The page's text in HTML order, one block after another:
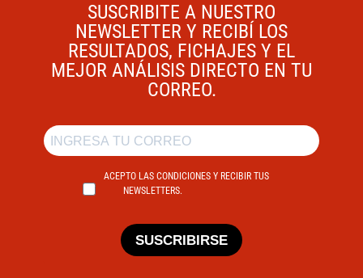
SUSCRIBITE A NUESTRO
NEWSLETTER Y RECIBÍ LOS
RESULTADOS, FICHAJES Y EL
MEJOR ANÁLISIS DIRECTO EN TU
CORREO.
ACEPTO LAS CONDICIONES Y RECIBIR TUS
NEWSLETTERS.
SUSCRIBIRSE